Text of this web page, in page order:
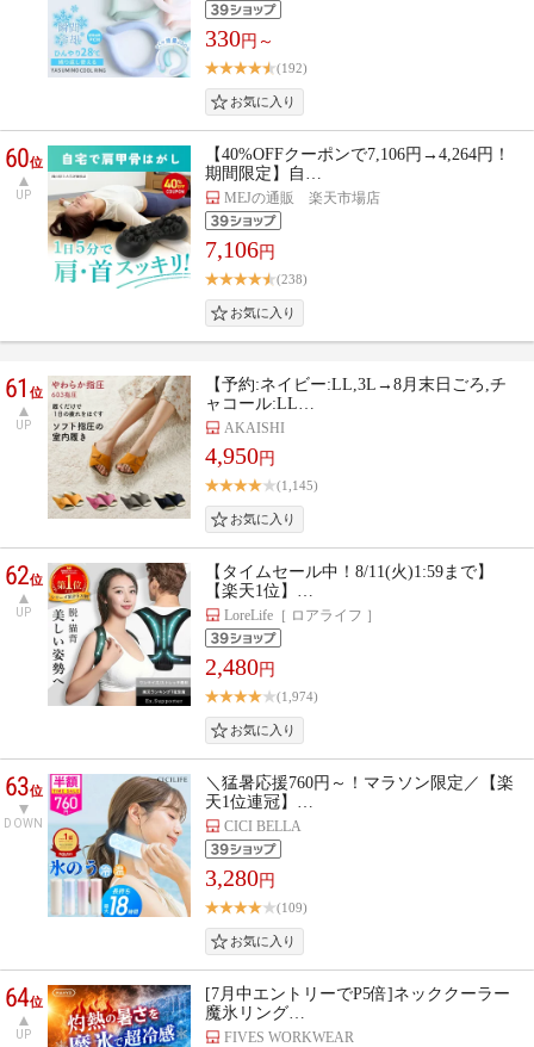
330円～
(192)
60位
UP
【40%OFFクーポンで7,106円→4,264円！
期間限定】自…
MEJの通販 楽天市場店
7,106円
(238)
61位
UP
【予約:ネイビー:LL,3L→8月末日ごろ,チ
ャコール:LL…
AKAISHI
4,950円
(1,145)
62位
UP
【タイムセール中！8/11(火)1:59まで】
【楽天1位】…
LoreLife［ ロアライフ ］
2,480円
(1,974)
63位
DOWN
＼猛暑応援760円～！マラソン限定／【楽
天1位連冠】…
CICI BELLA
3,280円
(109)
64位
UP
[7月中エントリーでP5倍]ネッククーラー
魔氷リング…
FIVES WORKWEAR